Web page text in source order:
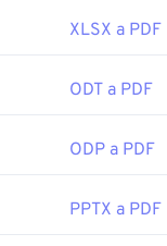
XLSX a PDF
ODT a PDF
ODP a PDF
PPTX a PDF